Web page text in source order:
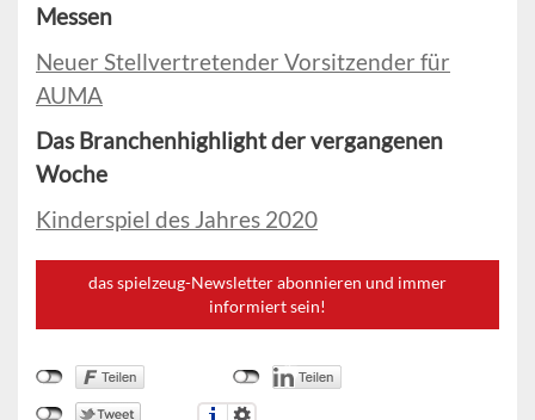
Messen
Neuer Stellvertretender Vorsitzender für
AUMA
Das Branchenhighlight der vergangenen
Woche
Kinderspiel des Jahres 2020
das spielzeug-Newsletter abonnieren und immer
informiert sein!